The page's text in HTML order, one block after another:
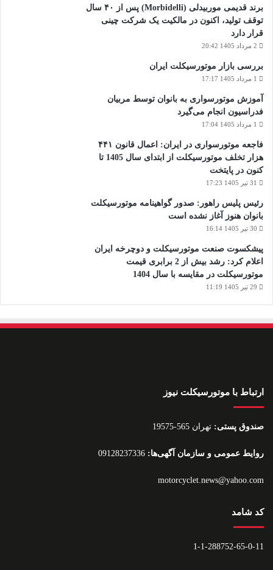
برند قدیمی موربیدلی (Morbidelli) پس از ۴۰ سال
توقف تولید، اکنون در مالکیت یک شرکت چینی
قرار دارد
2 مرداد 1405 20:42
بررسی بازار موتورسیکلت ایران
1 مرداد 1405 17:17
آموزش موتورسواری به بانوان توسط مربیان
فدراسیون انجام می‌گیرد
1 مرداد 1405 17:04
فاجعه موتورسواری در ایران: اعمال قانون ۴۴۱
هزار تخلف موتورسیکلت از ابتدای سال 1405 تا
کنون در پایتخت
31 تیر 1405 17:23
رئیس پلیس راهور: صدور گواهینامه موتورسیکلت
بانوان هنوز آغاز نشده است
30 تیر 1405 16:14
پیشکسوت صنعت موتورسیکلت و دوچرخه ایران
اعلام کرد: رشد بیش از 2 برابری قیمت
موتورسیکلت در مقایسه با سال 1404
29 تیر 1405 11:19
ارتباط با موتورسیکلت نیوز
صندوق پستی: تهران 565-19575
روایط عمومی و سازمان آگهی‌ها:
motorcyclet.news@yahoo.com
کد شامد
1-1-288752-65-0-11